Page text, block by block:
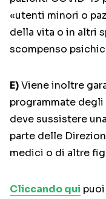
«utenti minori o
della vita o in altri
scompenso
E)Viene inoltre
programmate
deve sussistere
parte delle
medici o di altre
Cliccando qui